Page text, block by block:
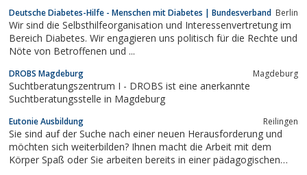
Deutsche Diabetes-Hilfe - Menschen mit Diabetes | Bundesverband Berlin
Wir sind die Selbsthilfeorganisation und Interessenvertretung im
Bereich Diabetes. Wir engagieren uns politisch für die Rechte und
Nöte von Betroffenen und ...
DROBS Magdeburg Magdeburg
Suchtberatungszentrum I - DROBS ist eine anerkannte
Suchtberatungsstelle in Magdeburg
Eutonie Ausbildung Reilingen
Sie sind auf der Suche nach einer neuen Herausforderung und
möchten sich weiterbilden? Ihnen macht die Arbeit mit dem
Körper Spaß oder Sie arbeiten bereits in einer pädagogischen